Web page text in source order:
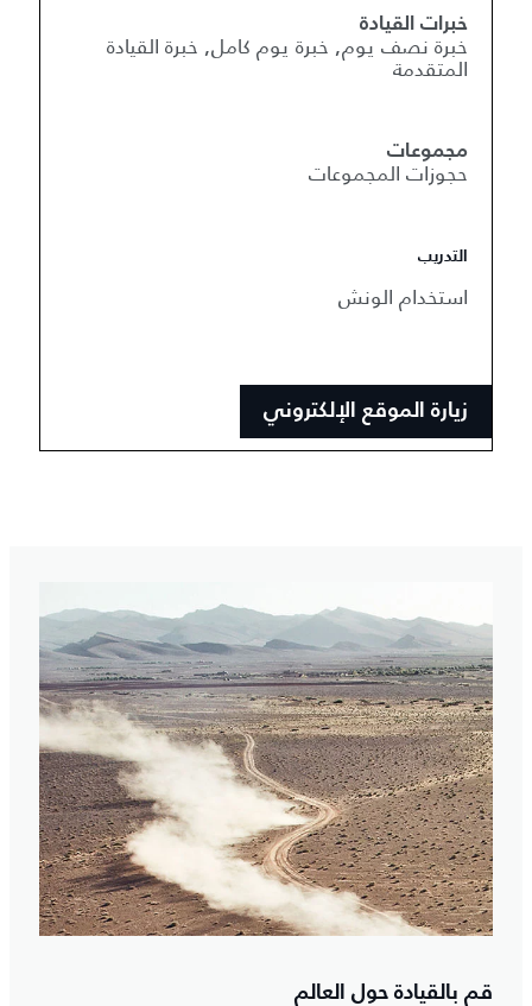
خبرات القيادة
خبرة نصف يوم, خبرة يوم كامل, خبرة القيادة
المتقدمة
مجموعات
حجوزات المجموعات
التدريب
استخدام الونش
زيارة الموقع الإلكتروني
قم بالقيادة حول العالم